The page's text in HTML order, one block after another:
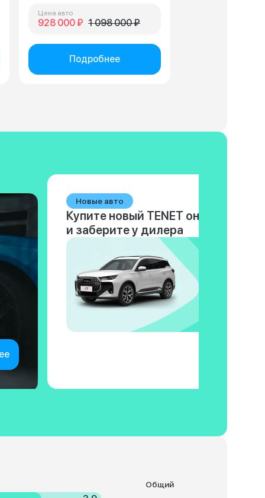
Цена авто
928 000 ₽ 1 098 000 ₽
Подробнее
Новые авто
Купите новый TENET онлайн
и заберите у дилера
Общий